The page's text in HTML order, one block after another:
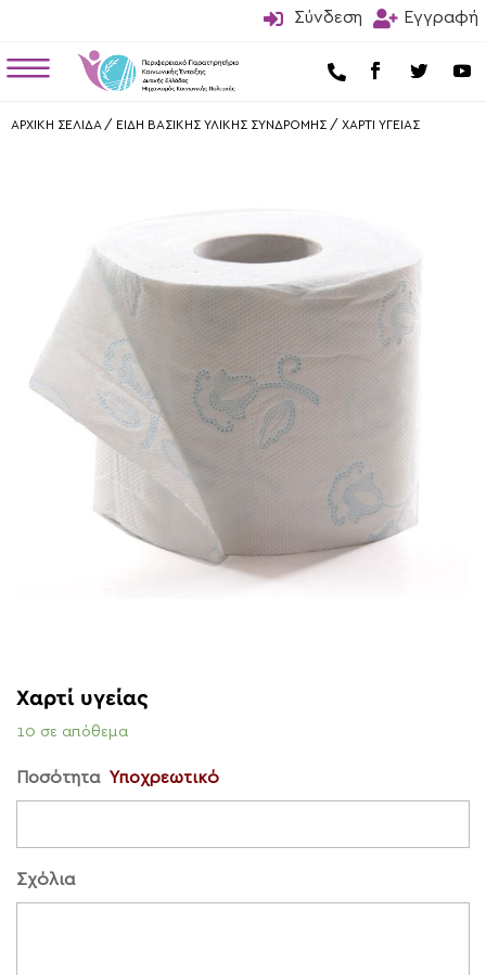
 Σύνδεση  Εγγραφή

ΑΡΧΙΚΗ ΣΕΛΙΔΑ / ΕΙΔΗ ΒΑΣΙΚΗΣ ΥΛΙΚΗΣ ΣΥΝΔΡΟΜΗΣ / ΧΑΡΤΙ ΥΓΕΙΑΣ
Χαρτί υγείας
10 σε απόθεμα
Ποσότητα Υποχρεωτικό
Σχόλια